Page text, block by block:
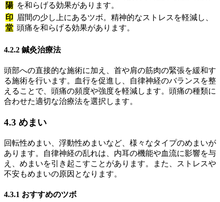
陽 を和らげる効果があります。
印
堂
眉間の少し上にあるツボ。精神的なストレスを軽減し、
頭痛を和らげる効果があります。
4.2.2 鍼灸治療法
頭部への直接的な施術に加え、首や肩の筋肉の緊張を緩和す
る施術を行います。血行を促進し、自律神経のバランスを整
えることで、頭痛の頻度や強度を軽減します。頭痛の種類に
合わせた適切な治療法を選択します。
4.3 めまい
回転性めまい、浮動性めまいなど、様々なタイプのめまいが
あります。自律神経の乱れは、内耳の機能や血流に影響を与
え、めまいを引き起こすことがあります。また、ストレスや
不安もめまいの原因となります。
4.3.1 おすすめのツボ